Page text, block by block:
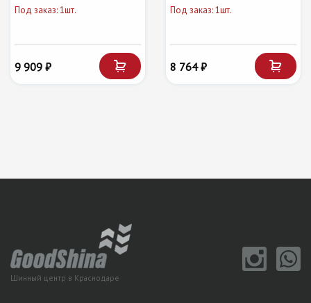
Под заказ: 1шт.
9 909 ₽
Под заказ: 1шт.
8 764 ₽
Шинный центр в Краснодаре